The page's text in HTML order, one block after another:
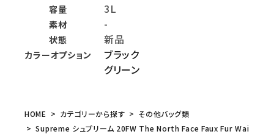
容量 3L
素材 -
状態 新品
カラーオプション
ブラック
グリーン
HOME カテゴリーから探す
その他バッグ類
Supreme シュプリーム 20FW The North Face Faux Fur Wai